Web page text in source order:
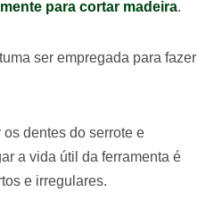
para cortar madeira.
ser empregada para fazer
dentes do serrote e
a vida útil da ferramenta é
e irregulares.